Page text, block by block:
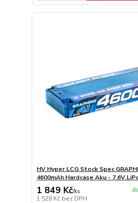
HV Hyper LCG Stock Spec
4600mAh Hardcase Aku - 7.6V
1 849 Kč/ks
1 528 Kč bez DPH